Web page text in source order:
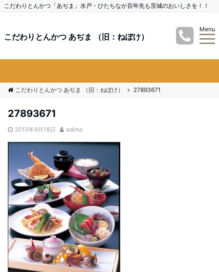
こだわりとんかつ「あぢま」水戸・ひたちなか百年先も茨城のおいしさを！！
こだわりとんかつ あぢま （旧：ねぼけ）
Menu
こだわりとんかつ あぢま （旧：ねぼけ） 27893671
27893671
2015年9月18日 adima